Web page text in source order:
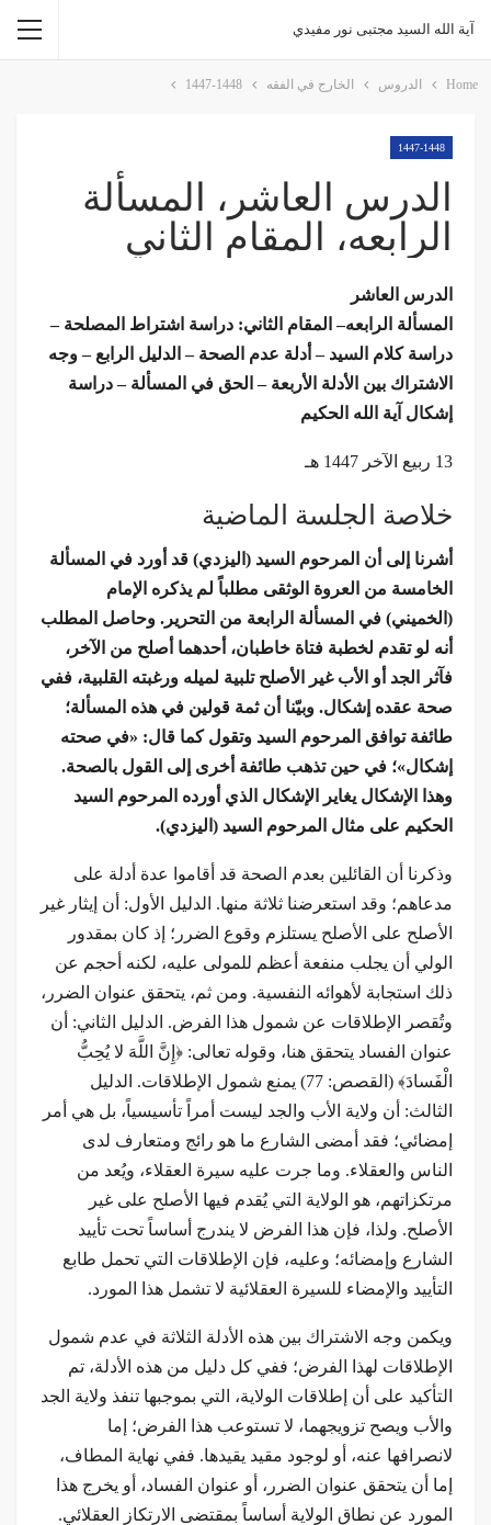
آية الله السيد مجتبى نور مفيدي
Home الدروس الخارج في الفقه 1447-1448
1447-1448
الدرس العاشر، المسألة
الرابعه، المقام الثاني
الدرس العاشر
المسألة الرابعه– المقام الثاني: دراسة اشتراط المصلحة –
دراسة كلام السيد – أدلة عدم الصحة – الدليل الرابع – وجه
الاشتراك بين الأدلة الأربعة – الحق في المسألة – دراسة
إشكال آية الله الحكيم
13 ربيع الآخر 1447 هـ
خلاصة الجلسة الماضية
أشرنا إلى أن المرحوم السيد (اليزدي) قد أورد في المسألة
الخامسة من العروة الوثقى مطلباً لم يذكره الإمام
(الخميني) في المسألة الرابعة من التحرير. وحاصل المطلب
أنه لو تقدم لخطبة فتاة خاطبان، أحدهما أصلح من الآخر،
فآثر الجد أو الأب غير الأصلح تلبية لميله ورغبته القلبية، ففي
صحة عقده إشكال. وبيّنا أن ثمة قولين في هذه المسألة؛
طائفة توافق المرحوم السيد وتقول كما قال: «في صحته
إشكال»؛ في حين تذهب طائفة أخرى إلى القول بالصحة.
وهذا الإشكال يغاير الإشكال الذي أورده المرحوم السيد
الحكيم على مثال المرحوم السيد (اليزدي).
وذكرنا أن القائلين بعدم الصحة قد أقاموا عدة أدلة على
مدعاهم؛ وقد استعرضنا ثلاثة منها. الدليل الأول: أن إيثار غير
الأصلح على الأصلح يستلزم وقوع الضرر؛ إذ كان بمقدور
الولي أن يجلب منفعة أعظم للمولى عليه، لكنه أحجم عن
ذلك استجابة لأهوائه النفسية. ومن ثم، يتحقق عنوان الضرر،
وتُقصر الإطلاقات عن شمول هذا الفرض. الدليل الثاني: أن
عنوان الفساد يتحقق هنا، وقوله تعالى: ﴿إِنَّ اللَّهَ لا يُحِبُّ
الْفَسادَ﴾ (القصص: 77) يمنع شمول الإطلاقات. الدليل
الثالث: أن ولاية الأب والجد ليست أمراً تأسيسياً، بل هي أمر
إمضائي؛ فقد أمضى الشارع ما هو رائج ومتعارف لدى
الناس والعقلاء. وما جرت عليه سيرة العقلاء، ويُعد من
مرتكزاتهم، هو الولاية التي يُقدم فيها الأصلح على غير
الأصلح. ولذا، فإن هذا الفرض لا يندرج أساساً تحت تأييد
الشارع وإمضائه؛ وعليه، فإن الإطلاقات التي تحمل طابع
التأييد والإمضاء للسيرة العقلائية لا تشمل هذا المورد.
ويكمن وجه الاشتراك بين هذه الأدلة الثلاثة في عدم شمول
الإطلاقات لهذا الفرض؛ ففي كل دليل من هذه الأدلة، تم
التأكيد على أن إطلاقات الولاية، التي بموجبها تنفذ ولاية الجد
والأب ويصح تزويجهما، لا تستوعب هذا الفرض؛ إما
لانصرافها عنه، أو لوجود مقيد يقيدها. ففي نهاية المطاف،
إما أن يتحقق عنوان الضرر، أو عنوان الفساد، أو يخرج هذا
المورد عن نطاق الولاية أساساً بمقتضى الارتكاز العقلائي.